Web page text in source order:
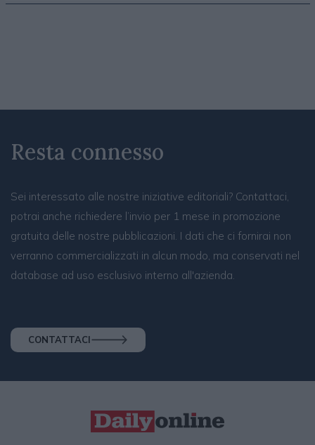
Resta connesso
Sei interessato alle nostre iniziative editoriali? Contattaci,
potrai anche richiedere l’invio per 1 mese in promozione
gratuita delle nostre pubblicazioni. I dati che ci fornirai non
verranno commercializzati in alcun modo, ma conservati nel
database ad uso esclusivo interno all'azienda.
CONTATTACI